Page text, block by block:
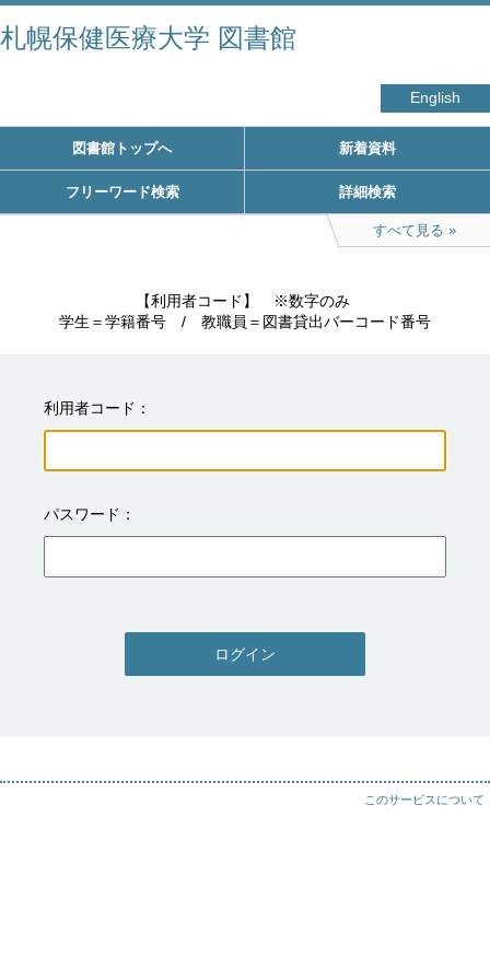
札幌保健医療大学 図書館
English
図書館トップへ 新着資料
フリーワード検索 詳細検索
すべて見る
【利用者コード】　※数字のみ
学生＝学籍番号　/　教職員＝図書貸出バーコード番号
利用者コード
パスワード
ログイン
このサービスについて